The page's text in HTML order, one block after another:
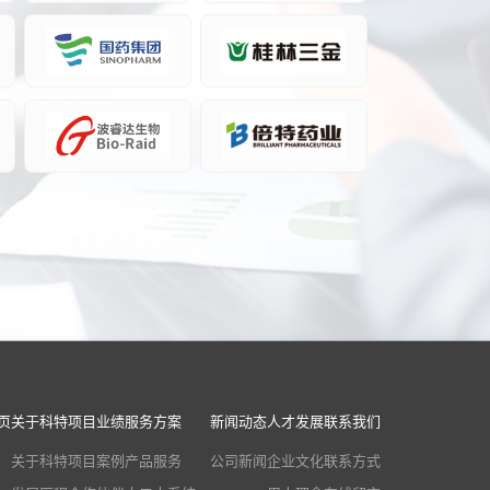
关于科特
关于科特
项目业绩
项目案例
服务方案
产品服务
新闻动态
公司新闻
人才发展
企业文化
联系我们
联系方式